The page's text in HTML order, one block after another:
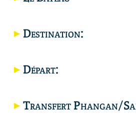
Destination:
Départ:
Transfert Phangan/